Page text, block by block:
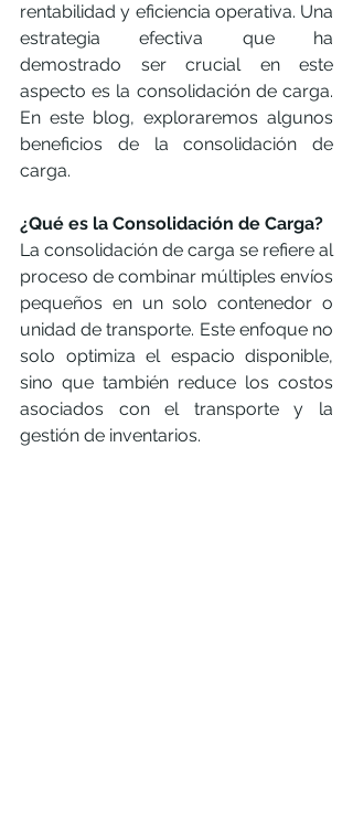
rentabilidad y eficiencia operativa. Una
estrategia efectiva que ha
demostrado ser crucial en este
aspecto es la consolidación de carga.
En este blog, exploraremos algunos
beneficios de la consolidación de
carga.
¿Qué es la Consolidación de Carga?
La consolidación de carga se refiere al
proceso de combinar múltiples envíos
pequeños en un solo contenedor o
unidad de transporte. Este enfoque no
solo optimiza el espacio disponible,
sino que también reduce los costos
asociados con el transporte y la
gestión de inventarios.